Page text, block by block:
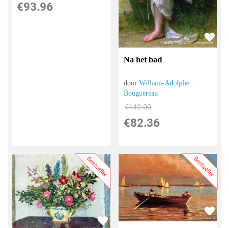
€93.96
Na het bad
doorWilliam-Adolphe
Bouguereau
€142.00
€82.36
Bestseller Bestseller